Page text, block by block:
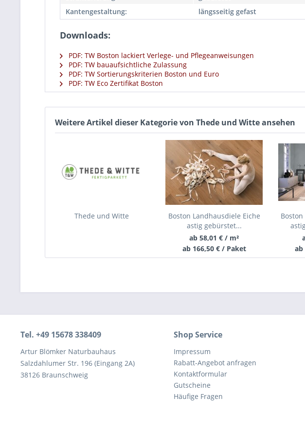
Kantengestaltung:
längsseitig gefast
Downloads:
PDF: TW Boston lackiert Verlege- und Pflegeanweisungen
PDF: TW bauaufsichtliche Zulassung
PDF: TW Sortierungskriterien Boston und Euro
PDF: TW Eco Zertifikat Boston
Weitere Artikel dieser Kategorie von Thede und Witte ansehen
Thede und Witte
Boston Landhausdiele Eiche
astig gebürstet...
ab 58,01 € / m²
ab 166,50 € / Paket
ab
Tel. +49 15678 338409
Artur Blömker Naturbauhaus
Salzdahlumer Str. 196 (Eingang 2A)
38126 Braunschweig
Shop Service
Impressum
Rabatt-Angebot anfragen
Kontaktformular
Gutscheine
Häufige Fragen